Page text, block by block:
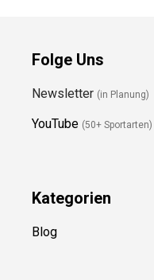
Folge Uns
Newsletter (in Planung)
YouTube (50+ Sportarten)
Kategorien
Blog